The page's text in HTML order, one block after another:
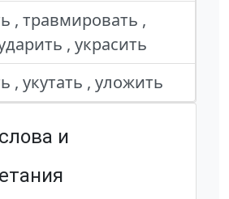
, травмировать ,
, украсить
, укутать , уложить
и